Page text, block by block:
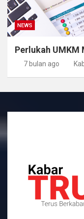
NEWS
Perlukah UMKM
7 bulan ago